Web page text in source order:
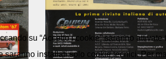
su “Accetto i cookie” saranno
installati solo cookie tecnici. Per